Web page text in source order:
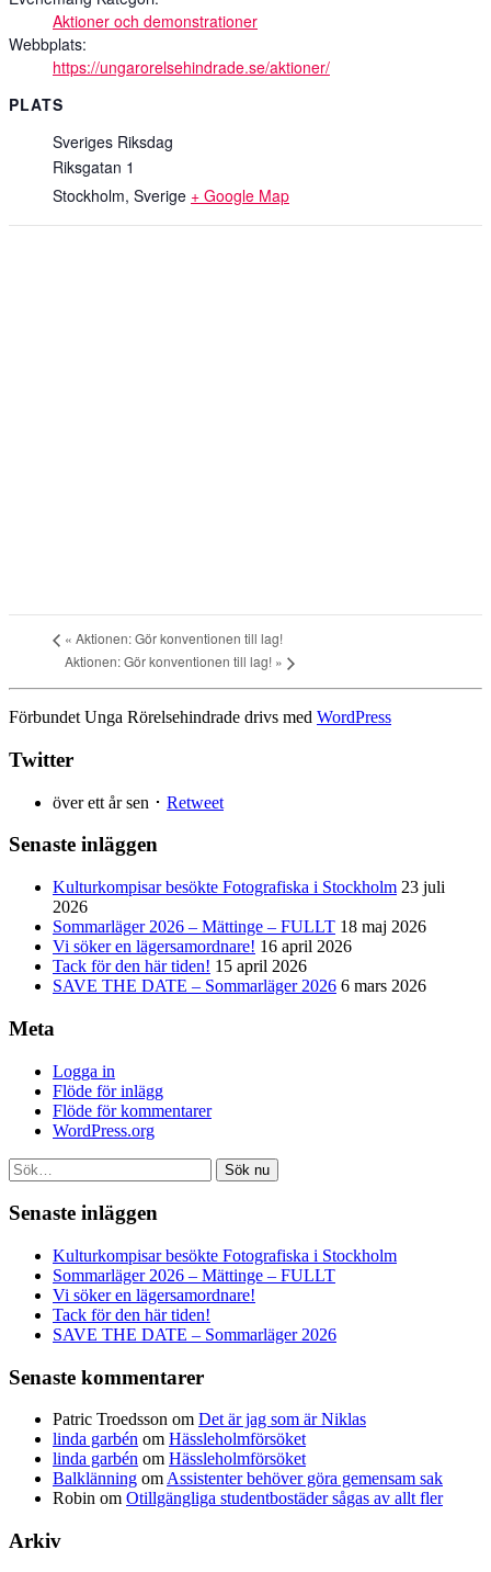
Aktioner och demonstrationer
Webbplats:
https://ungarorelsehindrade.se/aktioner/
PLATS
Sveriges Riksdag
Riksgatan 1
Stockholm, Sverige + Google Map
« Aktionen: Gör konventionen till lag!
Aktionen: Gör konventionen till lag! »
Förbundet Unga Rörelsehindrade drivs med WordPress
Twitter
över ett år sen ･ Retweet
Senaste inläggen
Kulturkompisar besökte Fotografiska i Stockholm 23 juli
2026
Sommarläger 2026 – Mättinge – FULLT 18 maj 2026
Vi söker en lägersamordnare! 16 april 2026
Tack för den här tiden! 15 april 2026
SAVE THE DATE – Sommarläger 2026 6 mars 2026
Meta
Logga in
Flöde för inlägg
Flöde för kommentarer
WordPress.org
Sök nu
Senaste inläggen
Kulturkompisar besökte Fotografiska i Stockholm
Sommarläger 2026 – Mättinge – FULLT
Vi söker en lägersamordnare!
Tack för den här tiden!
SAVE THE DATE – Sommarläger 2026
Senaste kommentarer
Patric Troedsson om Det är jag som är Niklas
linda garbén om Hässleholmförsöket
linda garbén om Hässleholmförsöket
Balklänning omAssistenter behöver göra gemensam sak
Robin om Otillgängliga studentbostäder sågas av allt fler
Arkiv